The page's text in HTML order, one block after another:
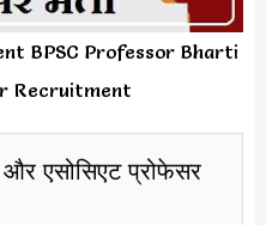
BPSC Professor Bharti
Recruitment
एसोसिएट प्रोफेसर